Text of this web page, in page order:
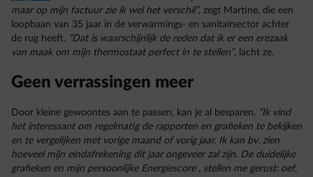
maar op mijn factuur zie ik wel het verschil”, zegt Martine, die een
loopbaan van 35 jaar in de verwarmings- en sanitairsector achter
de rug heeft. “Dat is waarschijnlijk de reden dat ik er een erezaak
van maak om mijn thermostaat perfect in te stellen”, lacht ze.
Geen verrassingen meer
Door kleine gewoontes aan te passen, kan je al besparen. “Ik vind
het interessant om regelmatig de rapporten en grafieken te bekijken
en te vergelijken met vorige maand of vorig jaar. Ik kan bv. zien
hoeveel mijn eindafrekening dit jaar ongeveer zal zijn. De duidelijke
grafieken en mijn persoonlijke Energiescore , stellen me gerust: oef,